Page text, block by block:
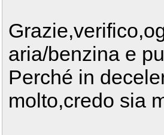
aria/benzina e
Perché in
molto,credo sia